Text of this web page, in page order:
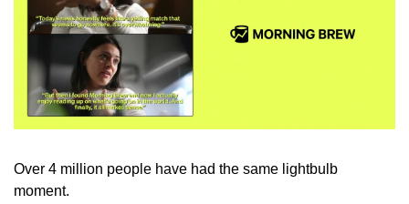
Over 4 million people have had the same lightbulb
moment.